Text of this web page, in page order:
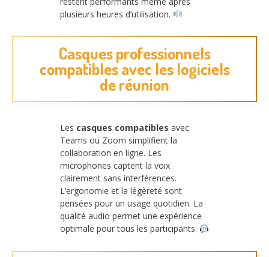
plusieurs heures d’utilisation.
Casques professionnels
compatibles avec les logiciels
de réunion
Les casques compatibles avec
Teams ou Zoom simplifient la
collaboration en ligne. Les
microphones captent la voix
clairement sans interférences.
L’ergonomie et la légèreté sont
pensées pour un usage quotidien. La
qualité audio permet une expérience
optimale pour tous les participants.